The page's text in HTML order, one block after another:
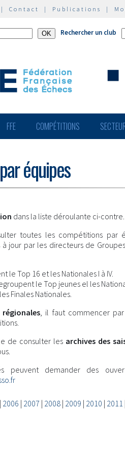
| Contact | Publications |
Rechercher un club
FFE COMPÉTITIONS
équipes
dans la liste déroulante ci-contre.
toutes les compétitions par
à jour par les directeurs de
le Top 16 et les Nationales I à IV.
le Top jeunes el les
Finales Nationales.
, il faut commencer
de consulter les archives des
peuvent demander des
| 2006 | 2007 | 2008| 2009 | 2010 | 2011